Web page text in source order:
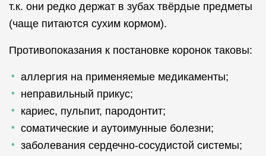
т.к. они редко держат в зубах твёрдые предметы
(чаще питаются сухим кормом).
Противопоказания к постановке коронок таковы:
аллергия на применяемые медикаменты;
неправильный прикус;
кариес, пульпит, пародонтит;
соматические и аутоимунные болезни;
заболевания сердечно-сосудистой системы;